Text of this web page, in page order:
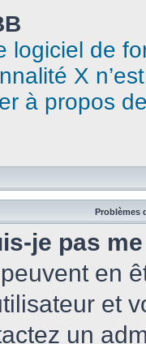
logiciel de
X
à propos
Problèmes
je pas
en
et
un